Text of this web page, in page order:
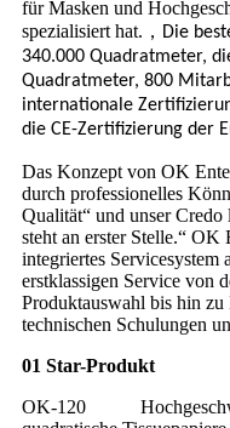
für Masken und
spezialisiert hat. ， Die
340.000 Quadratmeter,
Quadratmeter, 800
internationale
die CE-Zertifizierung der
Das Konzept von OK
durch professionelles
Qualität“ und unser
steht an erster Stelle.“
integriertes Servicesystem
erstklassigen Service von
Produktauswahl bis hin
technischen Schulungen
01 Star-Produkt
OK-120